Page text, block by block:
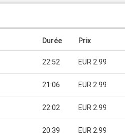
Durée Prix
22:52 EUR 2.99
21:06 EUR 2.99
22:02 EUR 2.99
20:39 EUR 2.99